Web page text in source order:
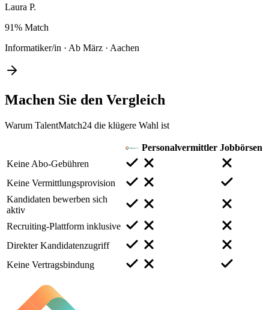
Laura P.
91% Match
Informatiker/in · Ab März · Aachen
Machen Sie den Vergleich
Warum TalentMatch24 die klügere Wahl ist
Personalvermittler Jobbörsen
Keine Abo-Gebühren
Keine Vermittlungsprovision
Kandidaten bewerben sich
aktiv
Recruiting-Plattform inklusive
Direkter Kandidatenzugriff
Keine Vertragsbindung